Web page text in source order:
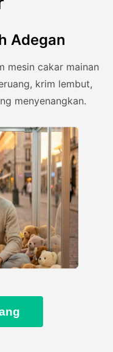
Adegan
mesin cakar mainan
krim lembut,
menyenangkan.